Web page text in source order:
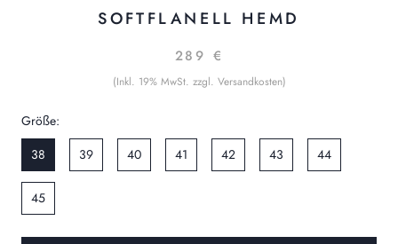
SOFTFLANELL HEMD
289 €
(Inkl. 19% MwSt. zzgl. Versandkosten)
Größe:
38
39 40 41 42 43 44
45